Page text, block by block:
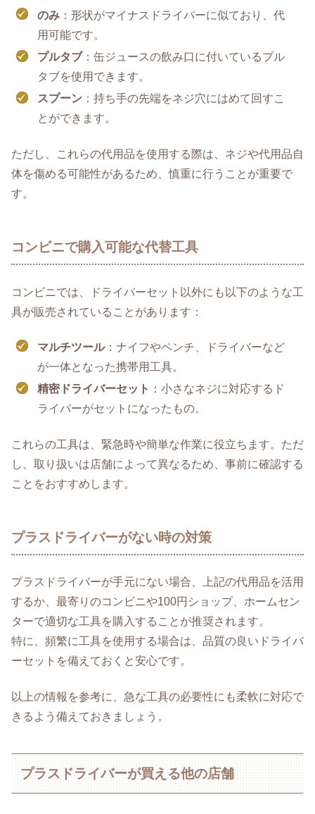
のみ ：形状がマイナスドライバーに似ており、代
用可能です。
プルタブ：缶ジュースの飲み口に付いているプル
タブを使用できます。
スプーン ：持ち手の先端をネジ穴にはめて回すこ
とができます。
ただし、これらの代用品を使用する際は、ネジや代用品自
体を傷める可能性があるため、慎重に行うことが重要で
す。
コンビニで購入可能な代替工具
コンビニでは、ドライバーセット以外にも以下のような工
具が販売されていることがあります：
マルチツール：ナイフやペンチ、ドライバーなど
が一体となった携帯用工具。
精密ドライバーセット ：小さなネジに対応するド
ライバーがセットになったもの。
これらの工具は、緊急時や簡単な作業に役立ちます。ただ
し、取り扱いは店舗によって異なるため、事前に確認する
ことをおすすめします。
プラスドライバーがない時の対策
プラスドライバーが手元にない場合、上記の代用品を活用
するか、最寄りのコンビニや100円ショップ、ホームセン
ターで適切な工具を購入することが推奨されます。
特に、頻繁に工具を使用する場合は、品質の良いドライバ
ーセットを備えておくと安心です。
以上の情報を参考に、急な工具の必要性にも柔軟に対応で
きるよう備えておきましょう。
プラスドライバーが買える他の店舗